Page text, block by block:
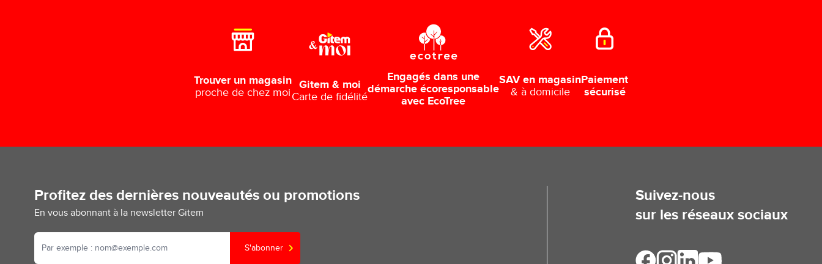
Trouver un magasin
proche de chez moi
Gitem & moi
Carte de fidélité
Engagés dans une
démarche écoresponsable
avec EcoTree
SAV en magasin
& à domicile
Paiement
sécurisé
Profitez des dernières nouveautés ou promotions
En vous abonnant à la newsletter Gitem
S'abonner
Suivez-nous
sur les réseaux sociaux